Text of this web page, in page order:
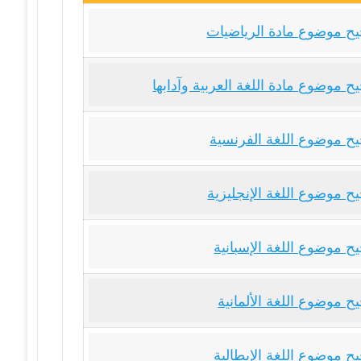
موضوع مادة الرياضيات
موضوع مادة اللغة العربية وآدابها
موضوع اللغة الفرنسية
موضوع اللغة الإنجليزية
موضوع اللغة الإسبانية
موضوع اللغة الألمانية
موضوع اللغة الإيطالية